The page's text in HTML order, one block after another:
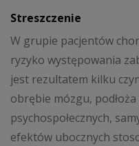
Streszczenie
W grupie pacjentów
ryzyko występowania
jest rezultatem kilku
obrębie mózgu,
psychospołecznych,
efektów ubocznych